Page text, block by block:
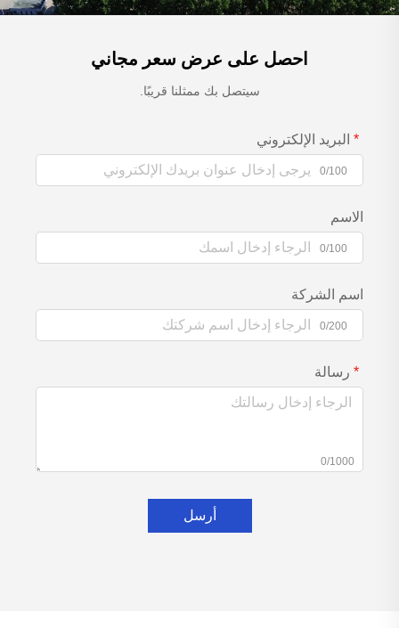
احصل على عرض سعر مجاني
سيتصل بك ممثلنا قريبًا.
البريد الإلكتروني
0/100
الاسم
0/100
اسم الشركة
0/200
رسالة
0/1000
أرسل